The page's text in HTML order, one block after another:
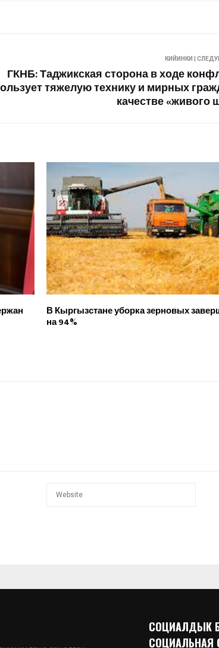
КИЙИНКИ |
ГКНБ: Таджикская сторона в ходе
тяжелую технику и мирных
качестве «живого
В Кыргызстане уборка зерновых
на 94%
СОЦИАЛДЫК
СОЦИАЛЬНАЯ